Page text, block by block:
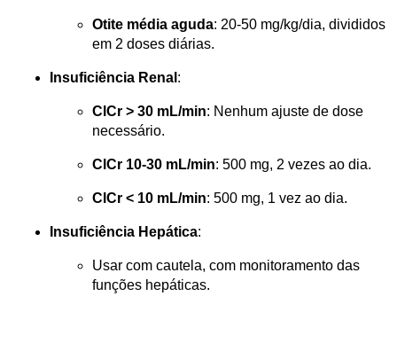
Otite média aguda: 20-50 mg/kg/dia, divididos
em 2 doses diárias.
Insuficiência Renal :
ClCr > 30 mL/min: Nenhum ajuste de dose
necessário.
ClCr 10-30 mL/min: 500 mg, 2 vezes ao dia.
ClCr < 10 mL/min: 500 mg, 1 vez ao dia.
Insuficiência Hepática:
Usar com cautela, com monitoramento das
funções hepáticas.